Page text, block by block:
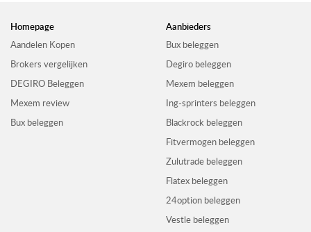
Homepage
Aandelen Kopen
Brokers vergelijken
DEGIRO Beleggen
Mexem review
Bux beleggen
Aanbieders
Bux beleggen
Degiro beleggen
Mexem beleggen
Ing-sprinters beleggen
Blackrock beleggen
Fitvermogen beleggen
Zulutrade beleggen
Flatex beleggen
24option beleggen
Vestle beleggen